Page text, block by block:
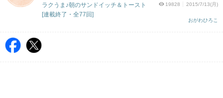
19828 2015/7/13(月)
おがわひろこ
ラクうま♪朝のサンドイッチ＆トースト
[連載終了・全77回]